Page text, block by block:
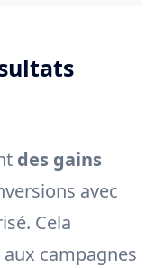
des gains
avec
Cela
campagnes